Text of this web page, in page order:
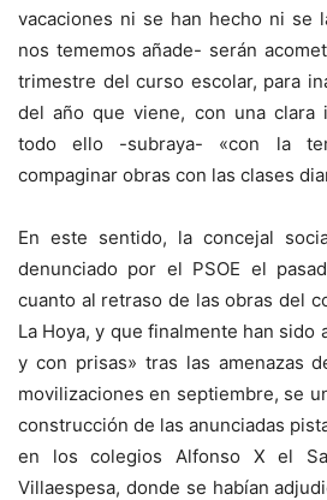
vacaciones ni se han hecho ni se
nos tememos añade- serán
trimestre del curso escolar, para
del año que viene, con una clara
todo ello -subraya- «con la
compaginar obras con las clases
En este sentido, la concejal
denunciado por el PSOE el
cuanto al retraso de las obras del
La Hoya, y que finalmente han sido
y con prisas» tras las amenazas
movilizaciones en septiembre, se
construcción de las anunciadas
en los colegios Alfonso X el
Villaespesa, donde se habían